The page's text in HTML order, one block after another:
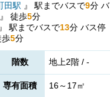
田駅 』 駅までバスで9分 バ
徒歩5分
』 駅までバスで13分 バス停
歩5分
階数 地上2階 / -
専有面積 16～17㎡